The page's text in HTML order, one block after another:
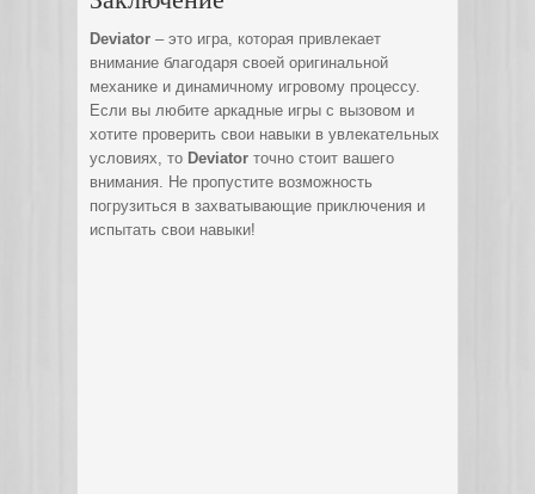
Deviator – это игра, которая привлекает
внимание благодаря своей оригинальной
механике и динамичному игровому процессу.
Если вы любите аркадные игры с вызовом и
хотите проверить свои навыки в увлекательных
условиях, то Deviator точно стоит вашего
внимания. Не пропустите возможность
погрузиться в захватывающие приключения и
испытать свои навыки!